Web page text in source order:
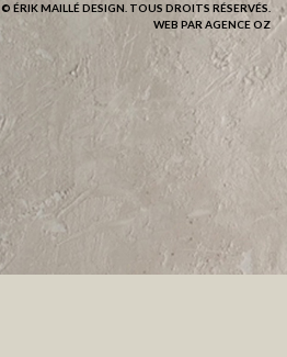
© ÉRIK MAILLÉ DESIGN. TOUS DROITS RÉSERVÉS.
WEB PAR AGENCE OZ